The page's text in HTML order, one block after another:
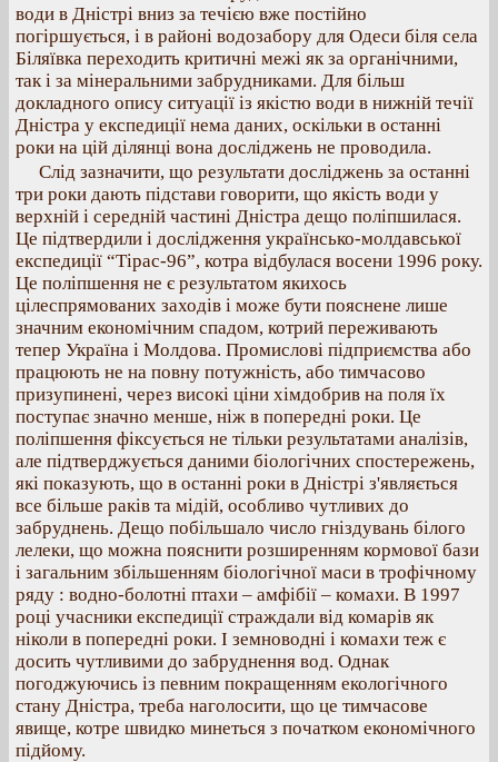
води в Дністрі вниз за течією вже постійно
погіршується, і в районі водозабору для Одеси біля села
Біляївка переходить критичні межі як за органічними,
так і за мінеральними забрудниками. Для більш
докладного опису ситуації із якістю води в нижній течії
Дністра у експедиції нема даних, оскільки в останні
роки на цій ділянці вона досліджень не проводила.
Слід зазначити, що результати досліджень за останні
три роки дають підстави говорити, що якість води у
верхній і середній частині Дністра дещо поліпшилася.
Це підтвердили і дослідження українсько-молдавської
експедиції “Тірас-96”, котра відбулася восени 1996 року.
Це поліпшення не є результатом якихось
цілеспрямованих заходів і може бути пояснене лише
значним економічним спадом, котрий переживають
тепер Україна і Молдова. Промислові підприємства або
працюють не на повну потужність, або тимчасово
призупинені, через високі ціни хімдобрив на поля їх
поступає значно менше, ніж в попередні роки. Це
поліпшення фіксується не тільки результатами аналізів,
але підтверджується даними біологічних спостережень,
які показують, що в останні роки в Дністрі з'являється
все більше раків та мідій, особливо чутливих до
забруднень. Дещо побільшало число гніздувань білого
лелеки, що можна пояснити розширенням кормової бази
і загальним збільшенням біологічної маси в трофічному
ряду : водно-болотні птахи – амфібії – комахи. В 1997
році учасники експедиції страждали від комарів як
ніколи в попередні роки. І земноводні і комахи теж є
досить чутливими до забруднення вод. Однак
погоджуючись із певним покращенням екологічного
стану Дністра, треба наголосити, що це тимчасове
явище, котре швидко минеться з початком економічного
підйому.